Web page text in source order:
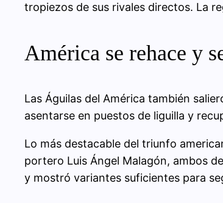
tropiezos de sus rivales directos. La
América se rehace y
Las Águilas del América también
asentarse en puestos de liguilla y
Lo más destacable del triunfo
portero Luis Ángel Malagón, ambos
y mostró variantes suficientes para